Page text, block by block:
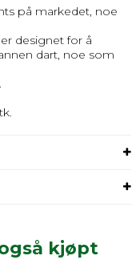
på markedet, noe
designet for å
dart, noe som
kjøpt